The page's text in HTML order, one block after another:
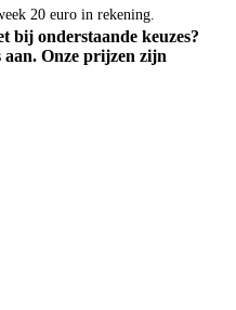
20 euro in rekening.
bij onderstaande keuzes?
aan. Onze prijzen zijn